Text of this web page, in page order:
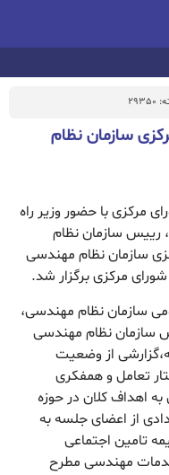
سازمان نظام
مرکزی با حضور وزیر راه
رییس سازمان نظام
سازمان نظام مهندسی
مرکزی برگزار شد.
سازمان نظام مهندسی،
سازمان نظام مهندسی
از وضعیت
تعامل و همفکری
اهداف کلان در حوزه
از اعضای جلسه به
تامین اجتماعی
مهندسی مطرح